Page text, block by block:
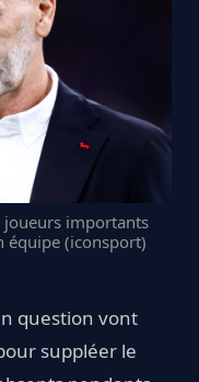
joueurs importants
équipe (iconsport)
question vont
suppléer le